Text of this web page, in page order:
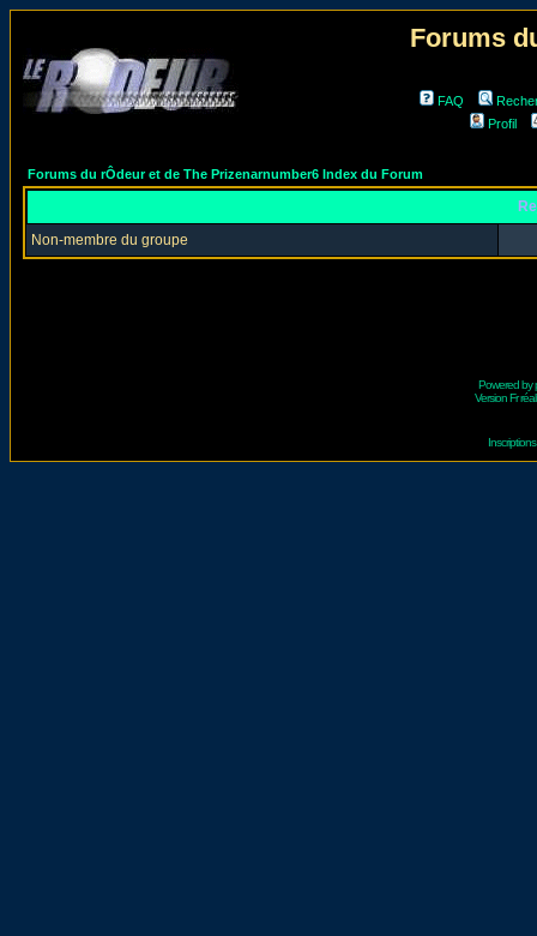
Forums
FAQ
Profil
Forums du rÔdeur et de The Prizenarnumber6 Index du Forum
Non-membre du groupe
Powered by
Version Fr